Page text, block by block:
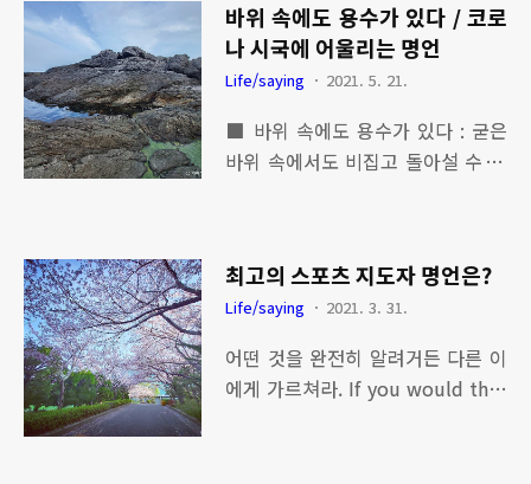
말기 시인 '호라티우스' - 승리의 여
신 '니케' / 날개에 관한 이야기 - 나
무에서 배우는 지혜와 명언 모음 -
사진으로 보는 산에 관련된 명언 사
진으로 보는 산에 관련된 명언 우리
나라 국토 70%가 산으로 둘러 쌓여
있어 성취동기와 활력을 쉽게 찾을
수 있는 공간이 바로 등산이기 때문
바위 속에도 용수가 있다 / 코로
나 시국에 어울리는 명언
Life/saying 2021. 5. 21.
■ 바위 속에도 용수가 있다 : 굳은
바위 속에서도 비집고 돌아설 수 있
마련임을 비유적으로 이르는 말 최
근 바다 바위 위에서 명상을 하면서
알게 된 명언으로 어떤한 최악의 상
황에서도 자세히 들여다보면 해결책
이 있고 절대로 포기하지 말자는 의
최고의 스포츠 지도자 명언은?
Life/saying 2021. 3. 31.
어떤 것을 완전히 알려거든 다른 이
에게 가르쳐라. If you would thor